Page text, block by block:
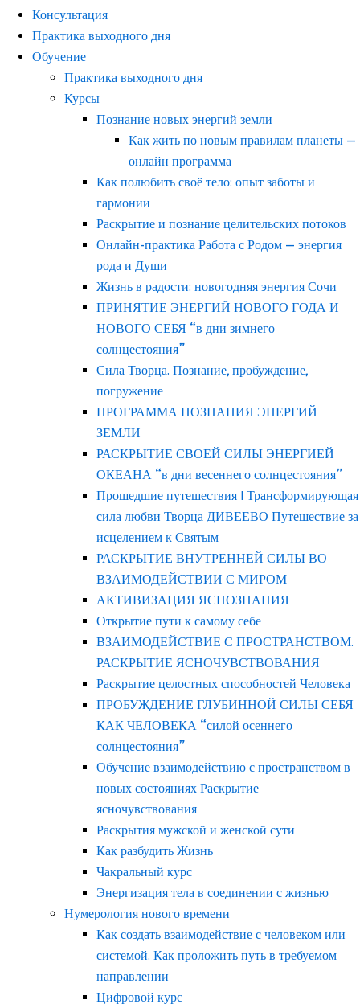
Консультация
Практика выходного дня
Обучение
Практика выходного дня
Курсы
Познание новых энергий земли
Как жить по новым правилам планеты —
онлайн программа
Как полюбить своё тело: опыт заботы и
гармонии
Раскрытие и познание целительских потоков
Онлайн-практика Работа с Родом — энергия
рода и Души
Жизнь в радости: новогодняя энергия Сочи
ПРИНЯТИЕ ЭНЕРГИЙ НОВОГО ГОДА И
НОВОГО СЕБЯ “в дни зимнего
солнцестояния”
Сила Творца. Познание, пробуждение,
погружение
ПРОГРАММА ПОЗНАНИЯ ЭНЕРГИЙ
ЗЕМЛИ
РАСКРЫТИЕ СВОЕЙ СИЛЫ ЭНЕРГИЕЙ
ОКЕАНА “в дни весеннего солнцестояния”
Прошедшие путешествия | Трансформирующая
сила любви Творца ДИВЕЕВО Путешествие за
исцелением к Святым
РАСКРЫТИЕ ВНУТРЕННЕЙ СИЛЫ ВО
ВЗАИМОДЕЙСТВИИ С МИРОМ
АКТИВИЗАЦИЯ ЯСНОЗНАНИЯ
Открытие пути к самому себе
ВЗАИМОДЕЙСТВИЕ С ПРОСТРАНСТВОМ.
РАСКРЫТИЕ ЯСНОЧУВСТВОВАНИЯ
Раскрытие целостных способностей Человека
ПРОБУЖДЕНИЕ ГЛУБИННОЙ СИЛЫ СЕБЯ
КАК ЧЕЛОВЕКА “силой осеннего
солнцестояния”
Обучение взаимодействию с пространством в
новых состояниях Раскрытие
ясночувствования
Раскрытия мужской и женской сути
Как разбудить Жизнь
Чакральный курс
Энергизация тела в соединении с жизнью
Нумерология нового времени
Как создать взаимодействие с человеком или
системой. Как проложить путь в требуемом
направлении
Цифровой курс